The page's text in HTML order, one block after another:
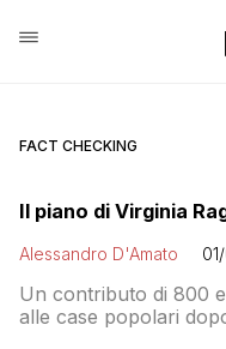
FACT CHECKING
Il piano di Virginia
Alessandro D'Amato
Un contributo di 800
alle case popolari